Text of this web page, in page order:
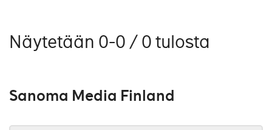
Näytetään 0-0 / 0 tulosta
Sanoma Media Finland